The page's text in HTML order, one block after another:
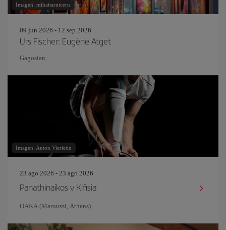
Imagen: mihaitarniceru
09 jun 2026 - 12 sep 2026
Urs Fischer: Eugène Atget
Gagosian
Imagen: Anton Vierietin
23 ago 2026 - 23 ago 2026
Panathinaikos v Kifisia
OAKA (Maroussi, Athens)